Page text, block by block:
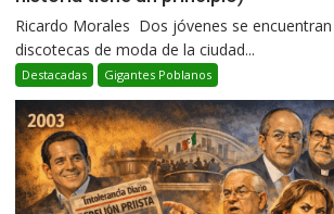
Ricardo Morales Dos jóvenes se
discotecas de moda de la ciudad...
Destacadas Gigantes Poblanos